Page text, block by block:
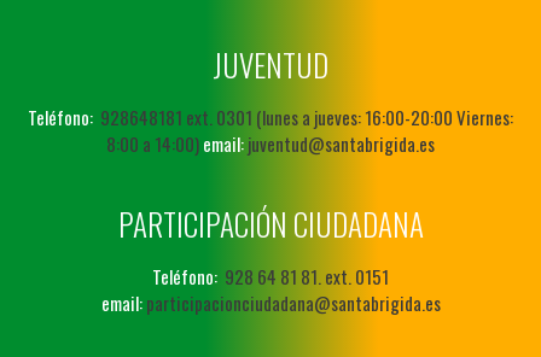
JUVENTUD
Teléfono: 928648181 ext. 0301 (lunes a jueves: 16:00-20:00 Viernes:
8:00 a 14:00)email:juventud@santabrigida.es
PARTICIPACIÓN CIUDADANA
Teléfono: 928 64 81 81. ext. 0151
email:participacionciudadana@santabrigida.es